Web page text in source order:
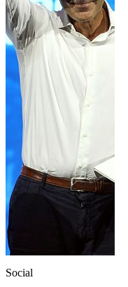
Social